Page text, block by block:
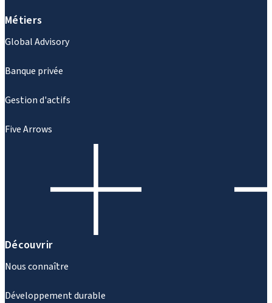
Métiers
Global Advisory
Banque privée
Gestion d'actifs
Five Arrows
Découvrir
Nous connaître
Développement durable